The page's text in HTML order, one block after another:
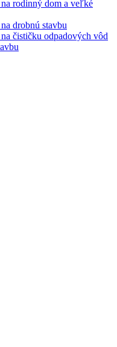
rodinný dom a veľké
drobnú stavbu
čističku odpadových vôd